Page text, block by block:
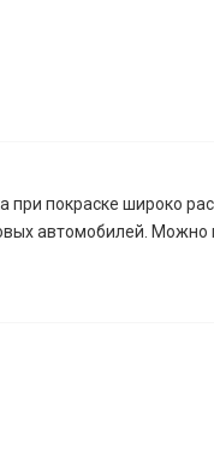
покраске широко
автомобилей.